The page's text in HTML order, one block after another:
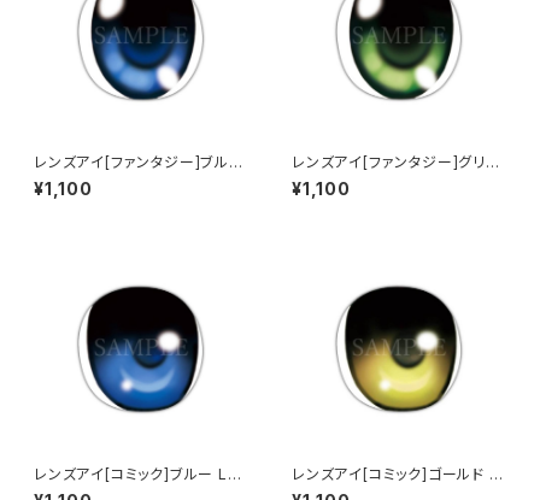
レンズアイ[ファンタジー]ブルー
Lens eye [Fantasy] Blue
¥1,100
レンズアイ[ファンタジー]グリー
ン Lens eye [Fantasy] Gree
n
¥1,100
レンズアイ[コミック]ブルー Len
s eye [Comic] Blue
レンズアイ[コミック]ゴールド L
ens eye [Comic] Gold